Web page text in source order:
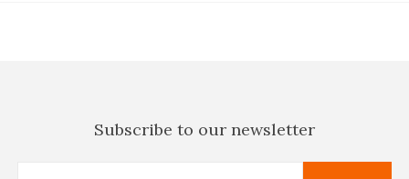
Subscribe to our newsletter